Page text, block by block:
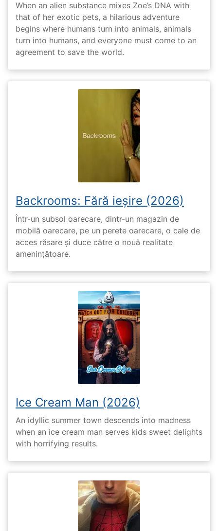
When an alien substance mixes Zoe’s DNA with
that of her exotic pets, a hilarious adventure
begins where humans turn into animals, animals
turn into humans, and everyone must come to an
agreement to save the world.
Backrooms: Fără ieșire (2026)
Într-un subsol oarecare, dintr-un magazin de
mobilă oarecare, pe un perete oarecare, o cale de
acces răsare și duce către o nouă realitate
amenințătoare.
Ice Cream Man (2026)
An idyllic summer town descends into madness
when an ice cream man serves kids sweet delights
with horrifying results.